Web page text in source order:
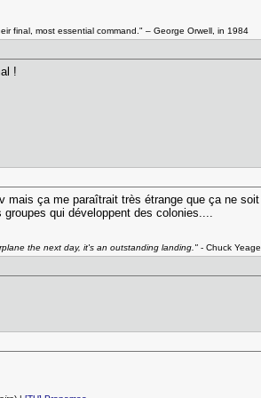
final, most essential command." – George Orwell, in 1984
!
ça me paraîtrait très étrange que ça ne
qui développent des colonies....
the next day, it's an outstanding landing." - Chuck